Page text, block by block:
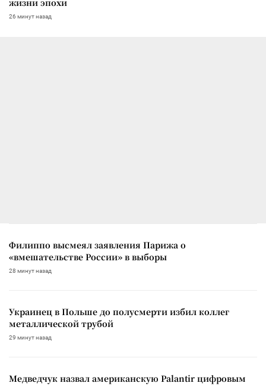
жизни эпохи
26 минут назад
Филиппо высмеял заявления Парижа о
«вмешательстве России» в выборы
28 минут назад
Украинец в Польше до полусмерти избил коллег
металлической трубой
29 минут назад
Медведчук назвал американскую Palantir цифровым